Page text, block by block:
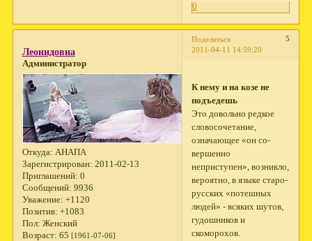
0
Поделиться
5
2011-04-11 14:59:20
Леонидовна
Администратор
Откуда: АНАПА
Зарегистрирован: 2011-02-13
Приглашений: 0
Сообщений: 9936
Уважение: +1120
Позитив: +1083
Пол: Женский
Возраст: 65 [1961-07-06]
К нему и на козе не
подъедешь
Это довольно редкое
словосочетание,
означающее «он со­
вершенно
неприступен», возникло,
вероятно, в языке старо­
русских «потешных
людей» - всяких шутов,
гудошников и
скоморохов.